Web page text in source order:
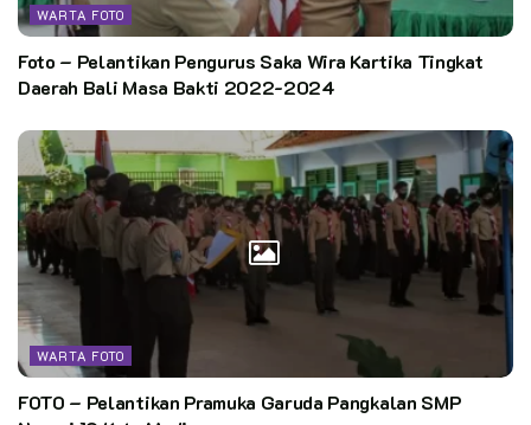
WARTA FOTO
Foto – Pelantikan Pengurus Saka Wira Kartika Tingkat
Daerah Bali Masa Bakti 2022-2024
WARTA FOTO
FOTO – Pelantikan Pramuka Garuda Pangkalan SMP